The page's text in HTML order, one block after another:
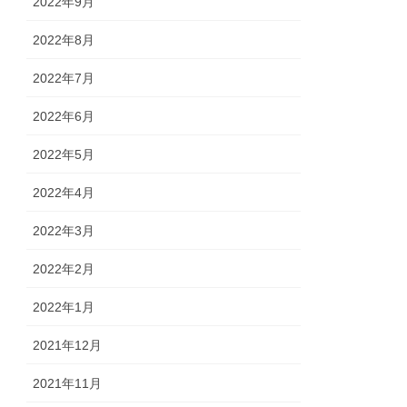
2022年8月
2022年7月
2022年6月
2022年5月
2022年4月
2022年3月
2022年2月
2022年1月
2021年12月
2021年11月